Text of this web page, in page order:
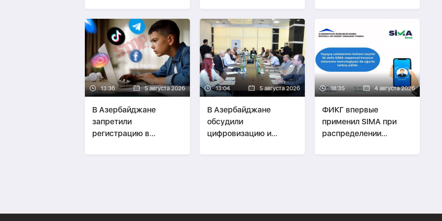
13:36 5 августа 2026
В Азербайджане
запретили
регистрацию в
младше 16 лет
13:04 5 августа 2026
В Азербайджане
обсудили
цифровизацию и
деятельность НПО-
18:35 4 августа 2026
ФИКГ впервые
применил SIMA при
распределении